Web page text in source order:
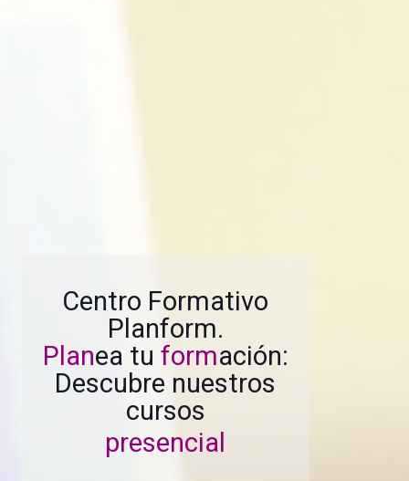
Centro Formativo
Planform.
Planea tu formación:
Descubre nuestros
cursos
presenciales